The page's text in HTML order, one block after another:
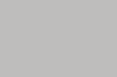
alle nostre